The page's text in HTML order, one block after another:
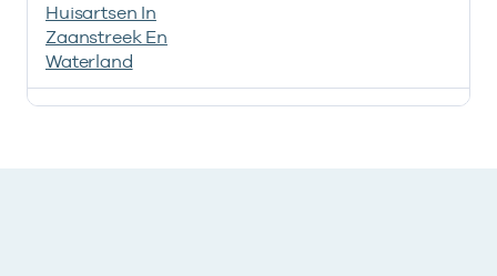
Deze onderneming heeft een relatie met de volgende
Huisartsen In
Zaanstreek En
Waterland